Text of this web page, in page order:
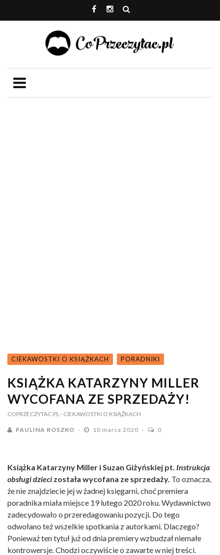
CIEKAWOSTKI O KSIĄŻKACH PORADNIKI
KSIĄŻKA KATARZYNY MILLER
WYCOFANA ZE SPRZEDAŻY!
COPRZECZYTAC.PL - CIEKAWOSTKI O KSIĄŻKACH
PAULINA ROSZKO 10 marca 2020 0
Książka Katarzyny Miller i Suzan Giżyńskiej pt. Instrukcja
obsługi dzieci została wycofana ze sprzedaży. To oznacza,
że nie znajdziecie jej w żadnej księgarni, choć premiera
poradnika miała miejsce 19 lutego 2020 roku. Wydawnictwo
zadecydowało o przeredagowaniu pozycji. Do tego
odwołano też wszelkie spotkania z autorkami. Dlaczego?
Ponieważ ten tytuł już od dnia premiery wzbudzał niemałe
kontrowersje. Chodzi oczywiście o zawarte w niej treści.